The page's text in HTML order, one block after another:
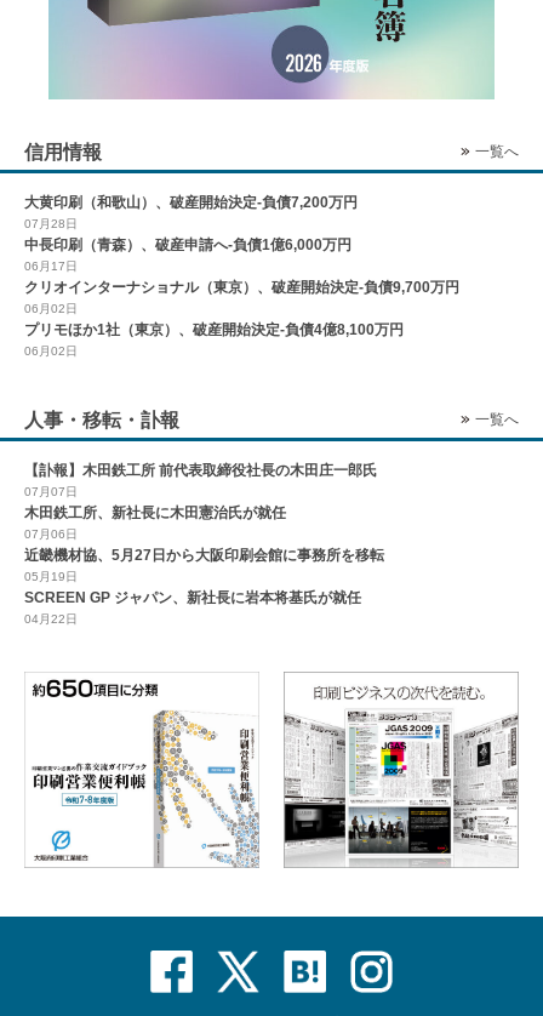
信用情報 一覧へ
大黄印刷（和歌山）、破産開始決定-負債7,200万円
07月28日
中長印刷（青森）、破産申請へ-負債1億6,000万円
06月17日
クリオインターナショナル（東京）、破産開始決定-負債9,700万円
06月02日
プリモほか1社（東京）、破産開始決定-負債4億8,100万円
06月02日
人事・移転・訃報 一覧へ
【訃報】木田鉄工所 前代表取締役社長の木田庄一郎氏
07月07日
木田鉄工所、新社長に木田憲治氏が就任
07月06日
近畿機材協、5月27日から大阪印刷会館に事務所を移転
05月19日
SCREEN GP ジャパン、新社長に岩本将基氏が就任
04月22日